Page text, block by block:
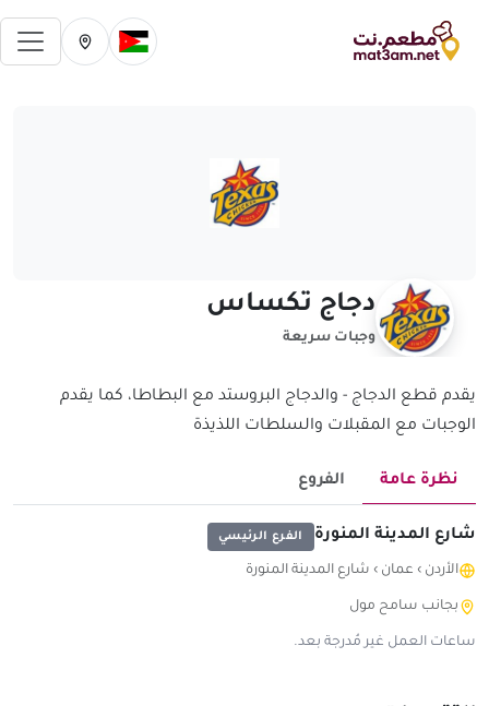
تغيير الدولة الحالية
تغيير المدينة
دجاج تكساس
وجبات سريعة
يقدم قطع الدجاج - والدجاج البروستد مع البطاطا، كما يقدم
الوجبات مع المقبلات والسلطات اللذيذة
نظرة عامة الفروع
شارع المدينة المنورة الفرع الرئيسي
الأردن › عمان › شارع المدينة المنورة
بجانب سامح مول
ساعات العمل غير مُدرجة بعد.